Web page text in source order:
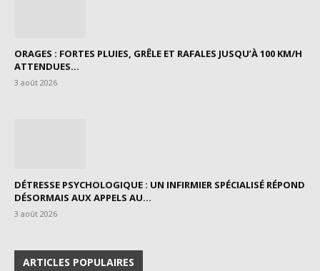
ORAGES : FORTES PLUIES, GRÊLE ET RAFALES JUSQU’À 100 KM/H
ATTENDUES...
3 août 2026
DÉTRESSE PSYCHOLOGIQUE : UN INFIRMIER SPÉCIALISÉ RÉPOND
DÉSORMAIS AUX APPELS AU...
3 août 2026
ARTICLES POPULAIRES